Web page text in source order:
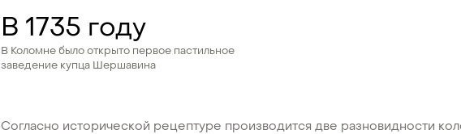
В 1735 году
В Коломне было открыто первое пастильное
заведение купца Шершавина
Согласно исторической рецептуре производится две разновидности